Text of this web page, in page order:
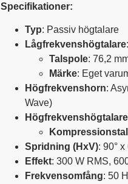
Specifikationer:
Typ: Passiv högtalare
Lågfrekvenshögtalare
Talspole: 76,2
Märke: Eget
Högfrekvenshorn:
Wave)
Högfrekvenshögtalare
Spridning (HxV): 90° x
Effekt: 300 W RMS,
Frekvensomfång: 50